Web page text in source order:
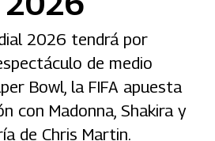
2026 tendrá por
de medio
Bowl, la FIFA apuesta
con Madonna, Shakira y
de Chris Martin.